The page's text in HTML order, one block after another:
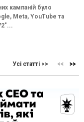
кампаній було
Meta, YouTube та
Усі статті >>